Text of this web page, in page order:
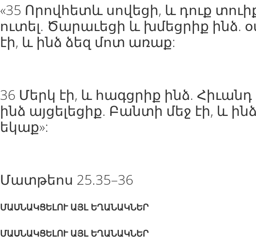
«35 Որովհետև սովեցի, և դուք
ուտել. Ծարաւեցի և խմեցրիք ինձ.
էի, և ինձ ձեզ մոտ առաք:
36 Մերկ էի, և հագցրիք ինձ. Հիւանդ
ինձ այցելեցիք. Բանտի մեջ էի, և
եկաք»:
Մատթեոս 25.35–36
ՄԱՍՆԱԿՑԵԼՈՒ ԱՅԼ ԵՂԱՆԱԿՆԵՐ
ՄԱՍՆԱԿՑԵԼՈՒ ԱՅԼ ԵՂԱՆԱԿՆԵՐ